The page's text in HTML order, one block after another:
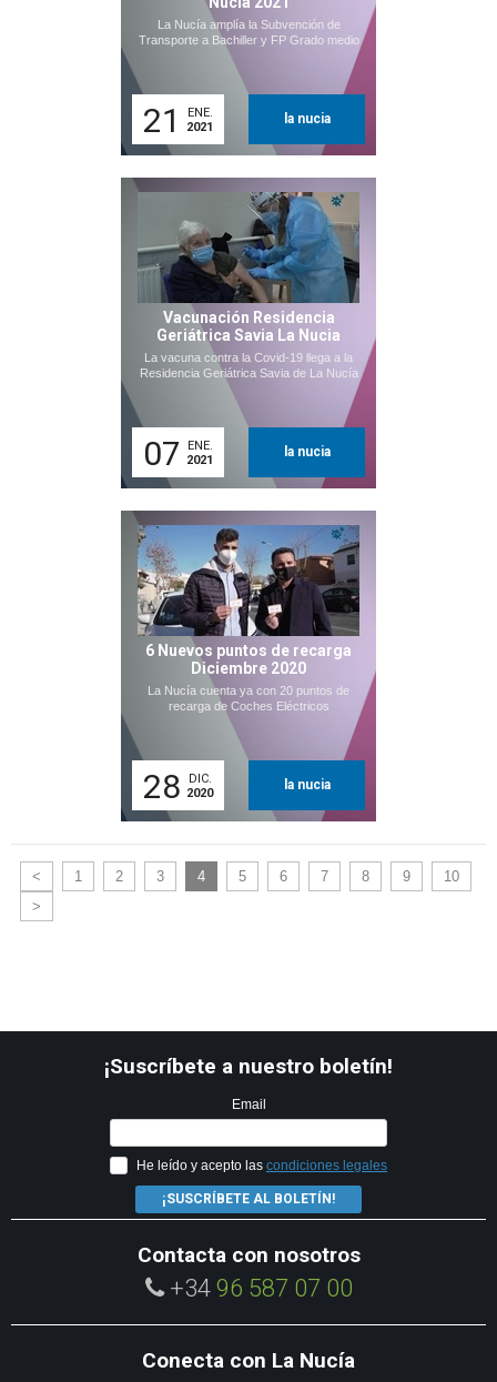
La Nucía amplía la Subvención de
Transporte a Bachiller y FP Grado medio
21
ENE.
2021
la nucia
Vacunación Residencia
Geriátrica Savia La Nucia
La vacuna contra la Covid-19 llega a la
Residencia Geriátrica Savia de La Nucía
07
ENE.
2021
la nucia
6 Nuevos puntos de recarga
Diciembre 2020
La Nucía cuenta ya con 20 puntos de
recarga de Coches Eléctricos
28
DIC.
2020
la nucia
< 1 2 3 4 5 6 7 8 9
10
>
¡Suscríbete a nuestro boletín!
Email
He leído y acepto las condiciones legales
¡SUSCRÍBETE AL BOLETÍN!
Contacta con nosotros
+34 96 587 07 00
Conecta con La Nucía